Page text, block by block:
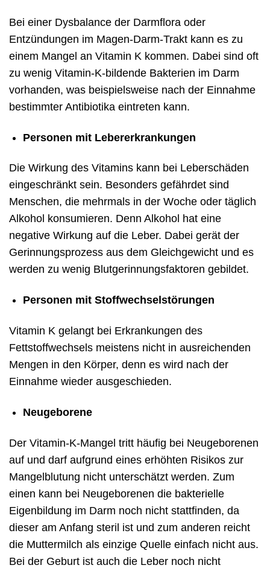
Bei einer Dysbalance der Darmflora oder
Entzündungen im Magen-Darm-Trakt kann es zu
einem Mangel an Vitamin K kommen. Dabei sind oft
zu wenig Vitamin-K-bildende Bakterien im Darm
vorhanden, was beispielsweise nach der Einnahme
bestimmter Antibiotika eintreten kann.
Personen mit Lebererkrankungen
Die Wirkung des Vitamins kann bei Leberschäden
eingeschränkt sein. Besonders gefährdet sind
Menschen, die mehrmals in der Woche oder täglich
Alkohol konsumieren. Denn Alkohol hat eine
negative Wirkung auf die Leber. Dabei gerät der
Gerinnungsprozess aus dem Gleichgewicht und es
werden zu wenig Blutgerinnungsfaktoren gebildet.
Personen mit Stoffwechselstörungen
Vitamin K gelangt bei Erkrankungen des
Fettstoffwechsels meistens nicht in ausreichenden
Mengen in den Körper, denn es wird nach der
Einnahme wieder ausgeschieden.
Neugeborene
Der Vitamin-K-Mangel tritt häufig bei Neugeborenen
auf und darf aufgrund eines erhöhten Risikos zur
Mangelblutung nicht unterschätzt werden. Zum
einen kann bei Neugeborenen die bakterielle
Eigenbildung im Darm noch nicht stattfinden, da
dieser am Anfang steril ist und zum anderen reicht
die Muttermilch als einzige Quelle einfach nicht aus.
Bei der Geburt ist auch die Leber noch nicht